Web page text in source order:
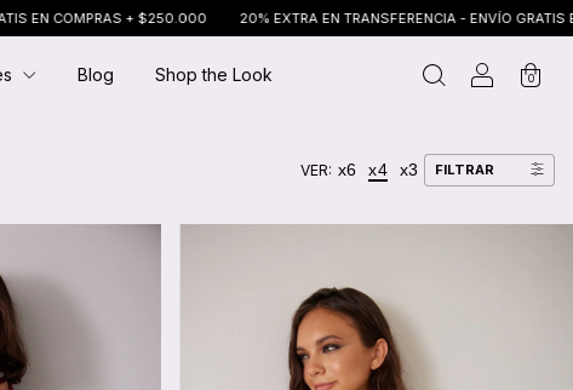
+ $250.000 20% EXTRA EN TRANSFERENCIA - ENVÍO GRATIS EN COMPRAS +
Blog Shop the Look 0
VER: x6 x4 x3 FILTRAR